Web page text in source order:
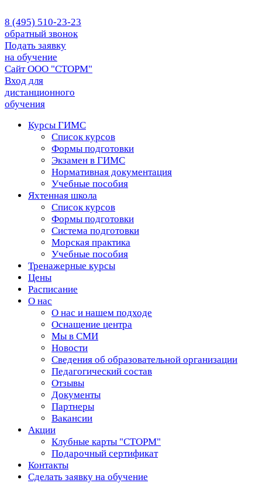
8 (495) 510-23-23
обратный звонок
Подать заявку
на обучение
Сайт ООО "СТОРМ"
Вход для
дистанционного
обучения
Курсы ГИМС
Список курсов
Формы подготовки
Экзамен в ГИМС
Нормативная документация
Учебные пособия
Яхтенная школа
Список курсов
Формы подготовки
Cистема подготовки
Морская практика
Учебные пособия
Тренажерные курсы
Цены
Расписание
О нас
О нас и нашем подходе
Оснащение центра
Мы в СМИ
Новости
Сведения об образовательной организации
Педагогический состав
Отзывы
Документы
Партнеры
Вакансии
Акции
Клубные карты "СТОРМ"
Подарочный сертификат
Контакты
Сделать заявку на обучение